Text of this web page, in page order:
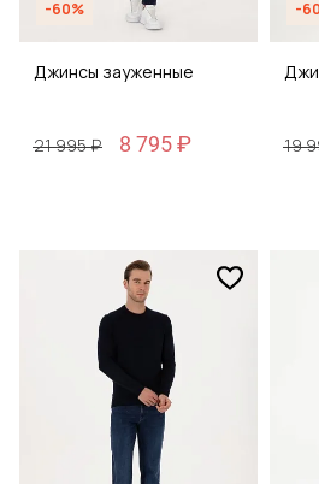
-60%
Джинсы зауженные
21 995 ₽ 8 795 ₽
-
19